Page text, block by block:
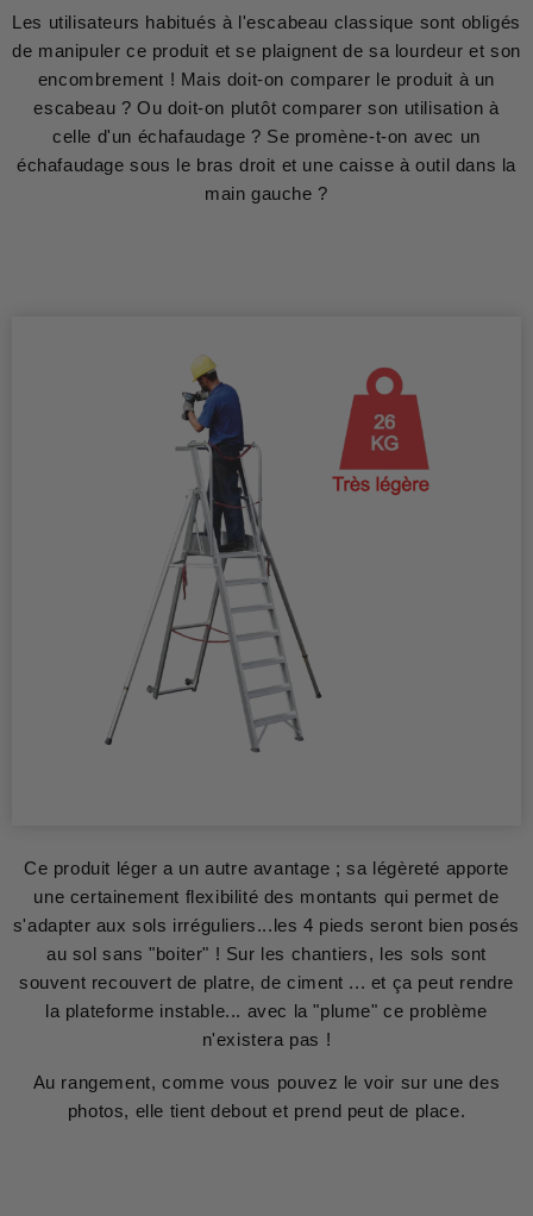
Les utilisateurs habitués à l'escabeau classique sont obligés
de manipuler ce produit et se plaignent de sa lourdeur et son
encombrement ! Mais doit-on comparer le produit à un
escabeau ? Ou doit-on plutôt comparer son utilisation à
celle d'un échafaudage ? Se promène-t-on avec un
échafaudage sous le bras droit et une caisse à outil dans la
main gauche ?
Ce produit léger a un autre avantage ; sa légèreté apporte
une certainement flexibilité des montants qui permet de
s'adapter aux sols irréguliers...les 4 pieds seront bien posés
au sol sans "boiter" ! Sur les chantiers, les sols sont
souvent recouvert de platre, de ciment ... et ça peut rendre
la plateforme instable... avec la "plume" ce problème
n'existera pas !
Au rangement, comme vous pouvez le voir sur une des
photos, elle tient debout et prend peut de place.